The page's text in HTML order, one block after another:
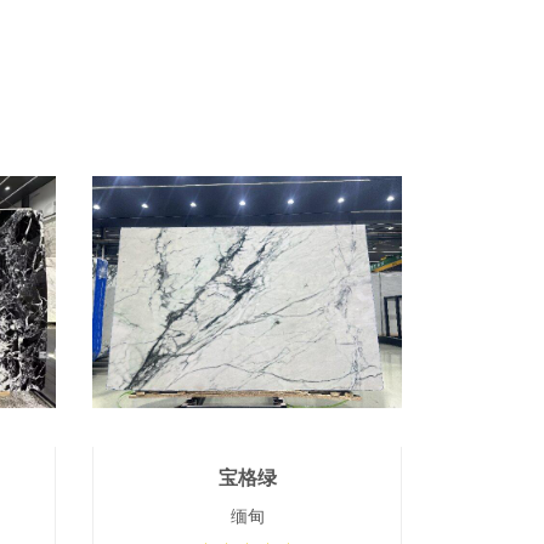
宝格绿
缅甸